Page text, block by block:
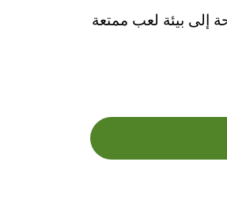
إلى بيئة لعب ممتعة